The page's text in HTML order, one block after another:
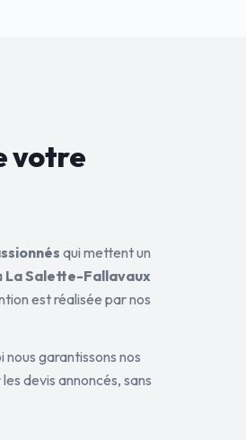
votre
qui mettent un
La Salette-Fallavaux
est réalisée par nos
nous garantissons nos
devis annoncés, sans